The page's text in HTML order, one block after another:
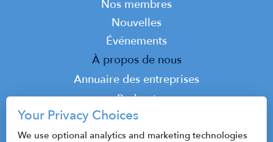
Nos membres
Nouvelles
Événements
À propos de nous
Annuaire des entreprises
Podcast
Contact
Your Privacy Choices
We use optional analytics and marketing technologies